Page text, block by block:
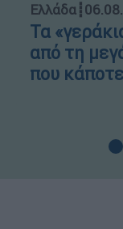
Ελλάδα┋
Τα
από τη
που